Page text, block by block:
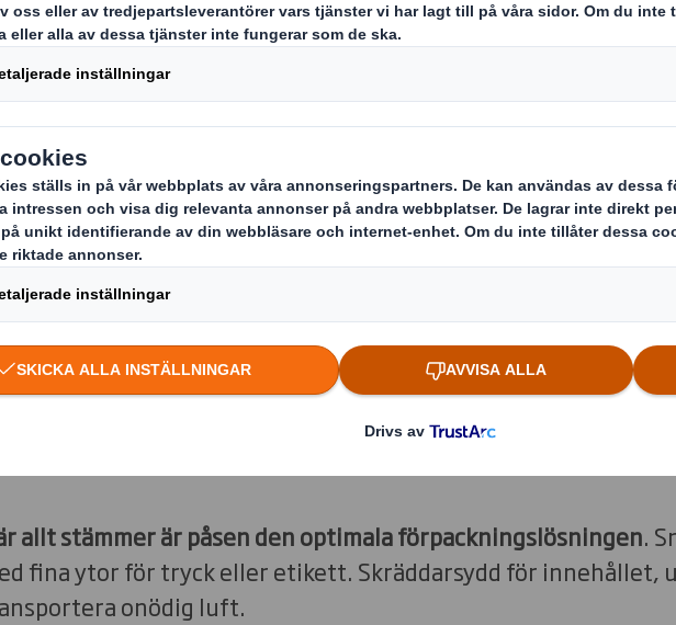
på köpet!
allt stämmer är påsen den optimala
allt stämmer är påsen den optimala förpackningslösningen.
fina ytor för tryck eller etikett. Skräddarsydd för innehållet,
onödig luft.